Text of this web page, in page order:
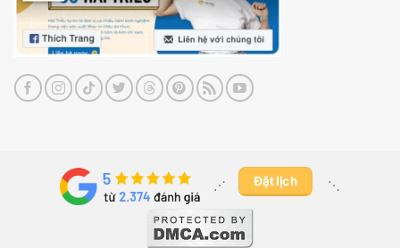
⋰ ​ Đặt lịch ⋱